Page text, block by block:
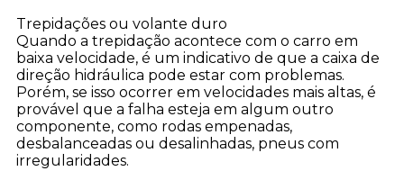
Trepidações ou volante duro
Quando a trepidação acontece com o carro em
baixa velocidade, é um indicativo de que a caixa de
direção hidráulica pode estar com problemas.
Porém, se isso ocorrer em velocidades mais altas, é
provável que a falha esteja em algum outro
componente, como rodas empenadas,
desbalanceadas ou desalinhadas, pneus com
irregularidades.